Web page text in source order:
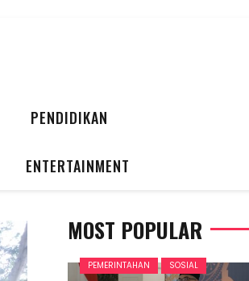
PENDIDIKAN
ENTERTAINMENT
MOST POPULAR
PEMERINTAHAN SOSIAL